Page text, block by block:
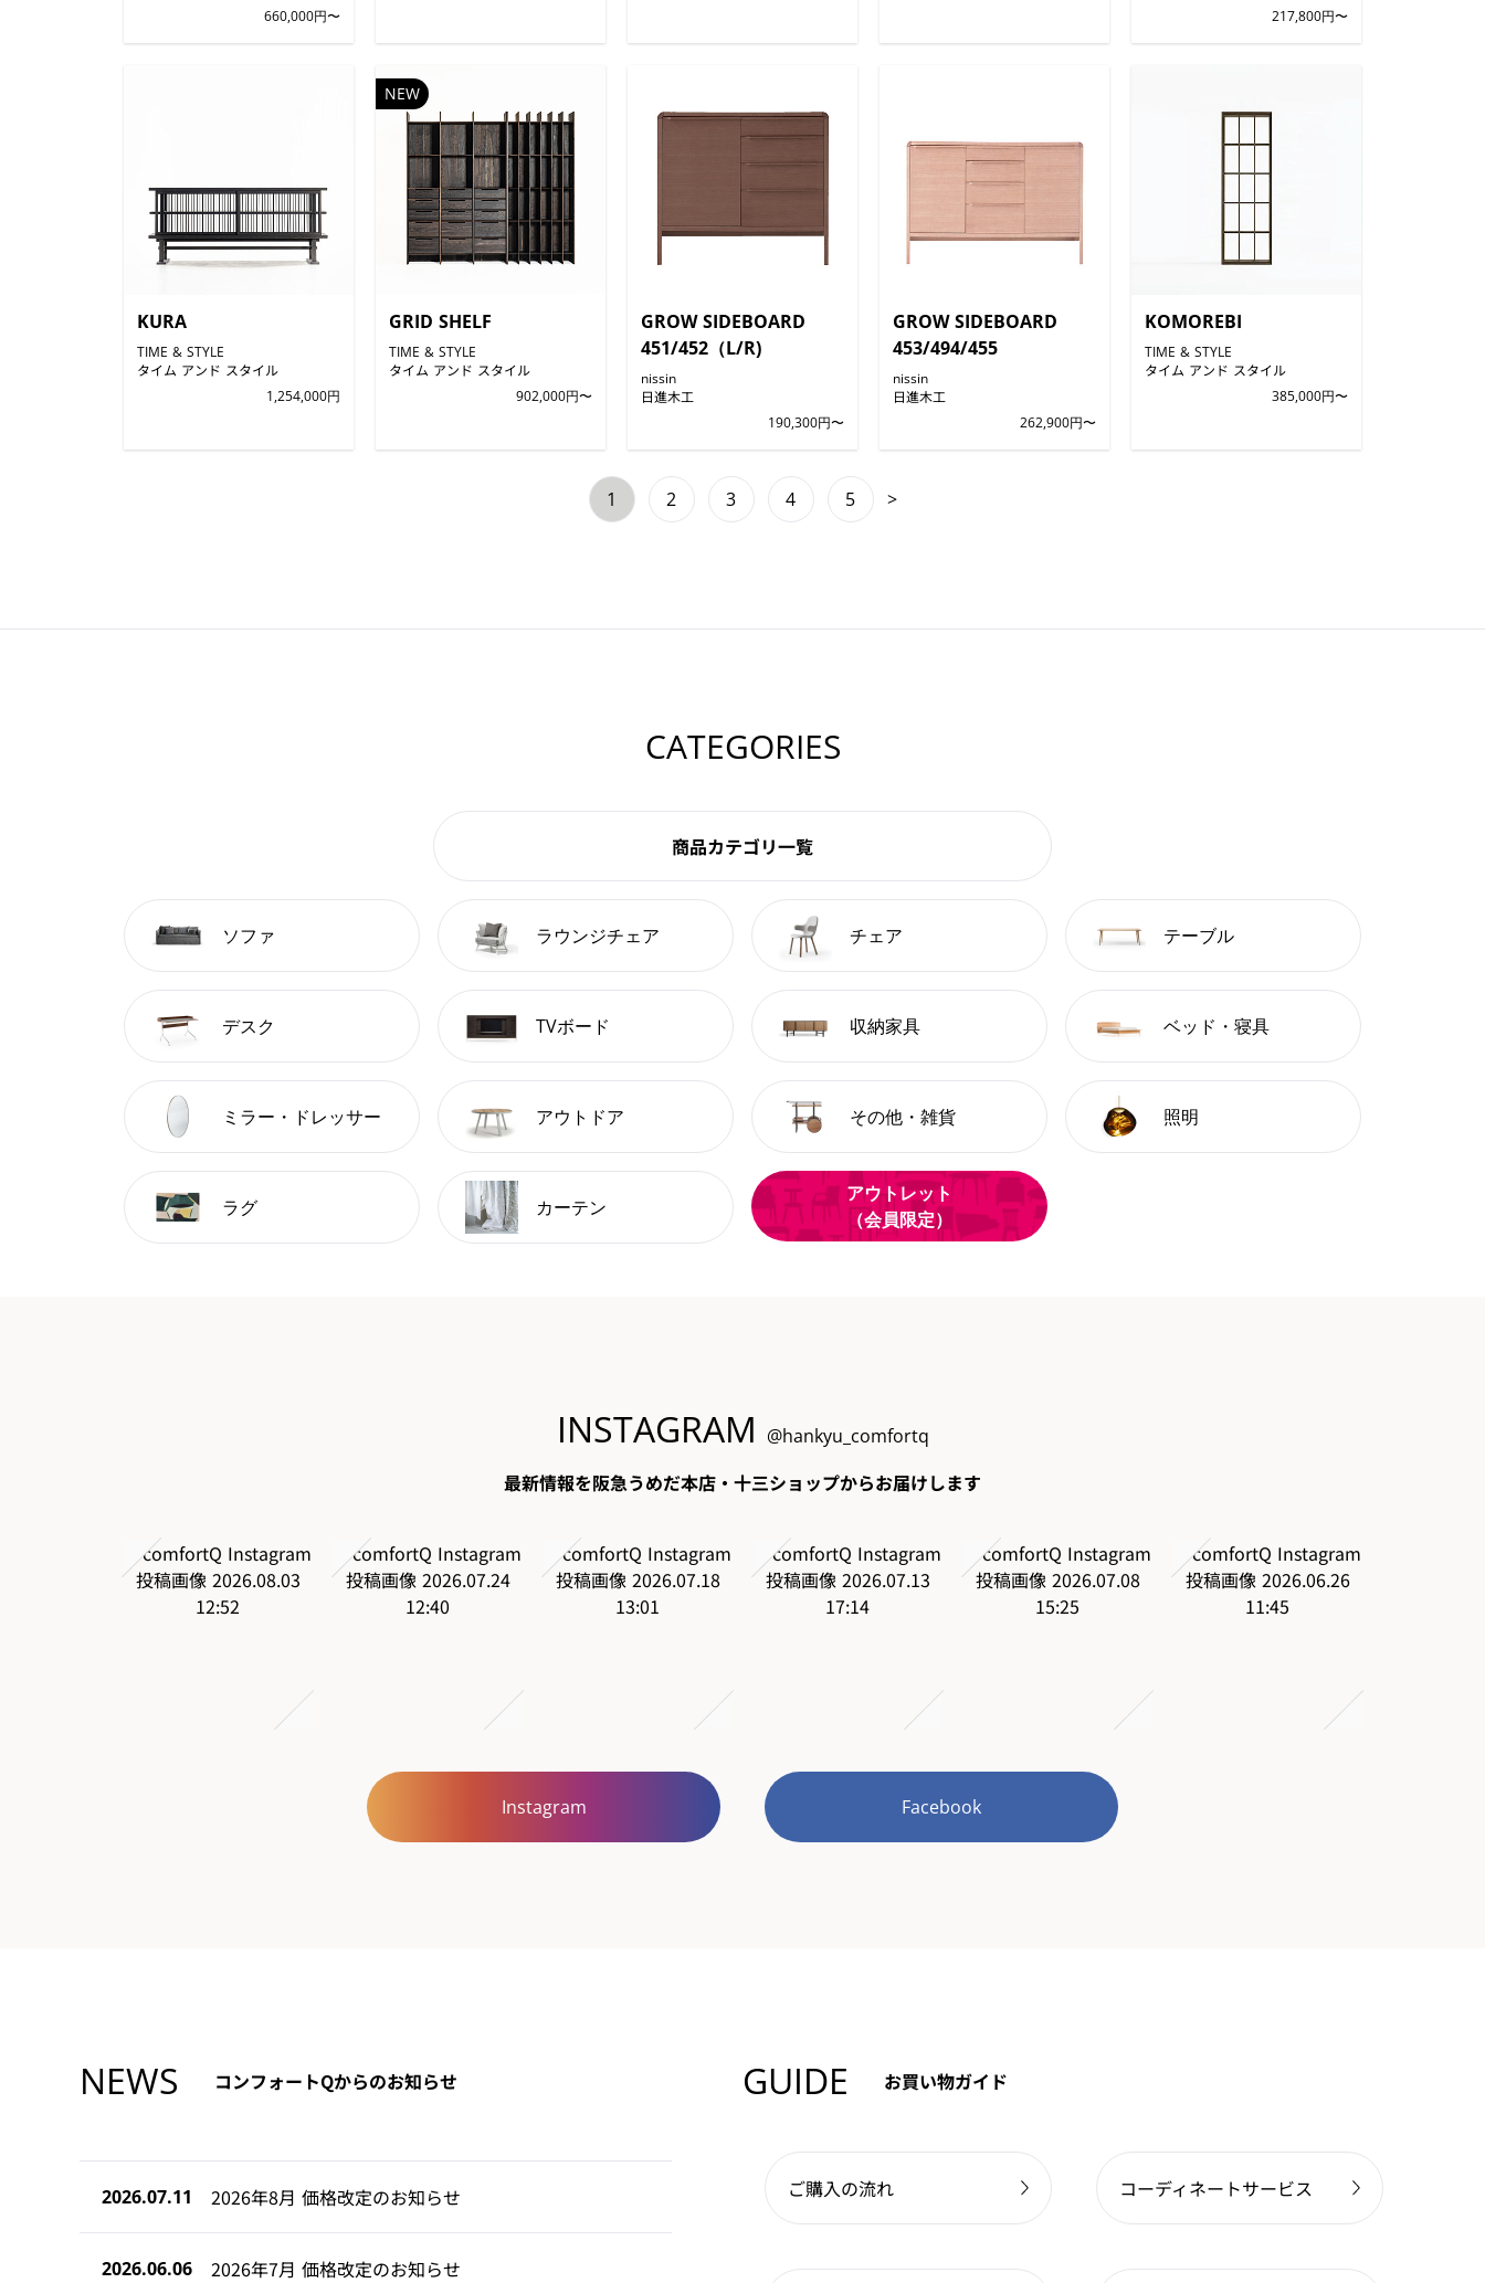
660,000円〜
217,800円〜
KURA
TIME & STYLE
タイム アンド スタイル
1,254,000円
GRID SHELF
TIME & STYLE
タイム アンド スタイル
902,000円〜
NEW
GROW SIDEBOARD
451/452（L/R)
nissin
日進木工
190,300円〜
GROW SIDEBOARD
453/494/455
nissin
日進木工
262,900円〜
KOMOREBI
TIME & STYLE
タイム アンド スタイル
385,000円〜
1 2 3 4 5 >
CATEGORIES
商品カテゴリ一覧
ソファ ラウンジチェア チェア テーブル
デスク TVボード 収納家具 ベッド・寝具
ミラー・ドレッサー アウトドア その他・雑貨 照明
ラグ カーテン
アウトレット
（会員限定）
INSTAGRAM @hankyu_comfortq
最新情報を阪急うめだ本店・十三ショップからお届けします
Instagram Facebook
NEWS コンフォートQからのお知らせ
2026.07.11 2026年8月 価格改定のお知らせ
2026.06.06 2026年7月 価格改定のお知らせ
GUIDE お買い物ガイド
ご購入の流れ コーディネートサービス